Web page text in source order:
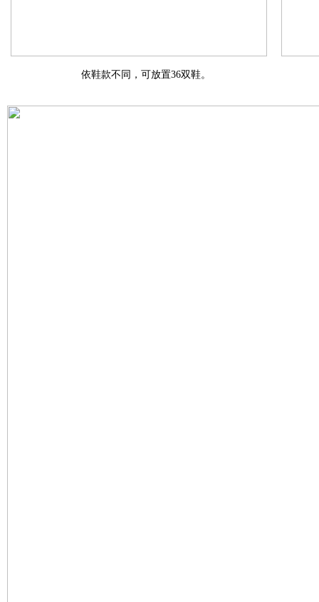
依鞋款不同，可放置36双鞋。